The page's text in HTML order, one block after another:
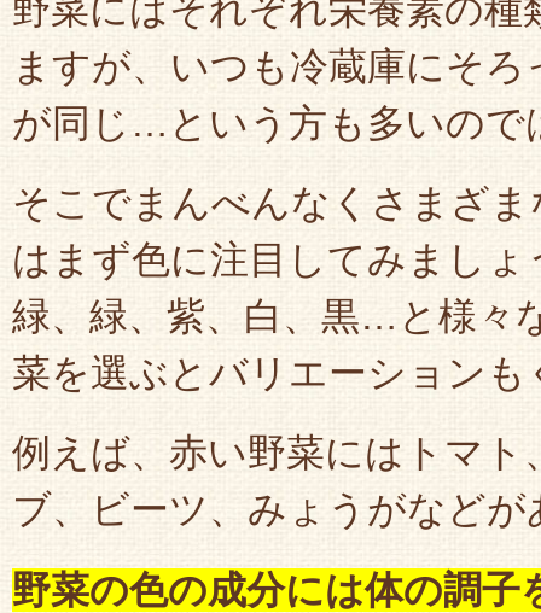
野菜にはそれぞれ栄養素の種
ますが、いつも冷蔵庫にそ
が同じ…という方も多いので
そこでまんべんなくさまざ
はまず色に注目してみましょ
緑、緑、紫、白、黒…と様々
菜を選ぶとバリエーション
例えば、赤い野菜にはトマト
ブ、ビーツ、みょうがなどが
野菜の色の成分には体の調子